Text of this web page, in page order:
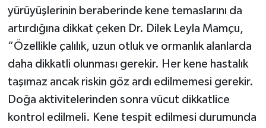
yürüyüşlerinin beraberinde kene temaslarını da
artırdığına dikkat çeken Dr. Dilek Leyla Mamçu,
“Özellikle çalılık, uzun otluk ve ormanlık alanlarda
daha dikkatli olunması gerekir. Her kene hastalık
taşımaz ancak riskin göz ardı edilmemesi gerekir.
Doğa aktivitelerinden sonra vücut dikkatlice
kontrol edilmeli. Kene tespit edilmesi durumunda